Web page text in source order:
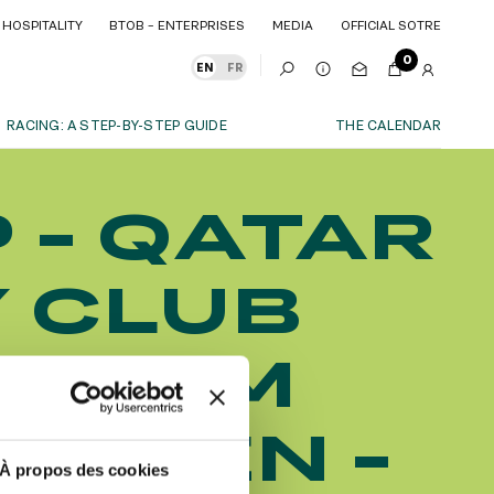
À propos des cookies
HOSPITALITY BTOB – ENTERPRISES MEDIA OFFICIAL SOTRE
EN FR
0
RACING: A STEP-BY-STEP GUIDE THE CALENDAR
AS A FAMILY
AS A FAMILY
WITH FRIENDS
AS A COUPLE
AS A COUPLE
FOR SPORT
CORPORATE EVENTS
CORPORATE EVENTS
SUBSCRIBE
- QATAR
CLUB
-